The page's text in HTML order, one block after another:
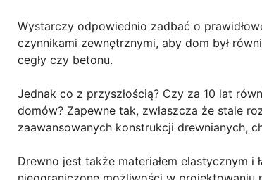
Wystarczy odpowiednio zadbać o
czynnikami zewnętrznymi, aby dom był
cegły czy betonu.
Jednak co z przyszłością? Czy za 10 lat
domów? Zapewne tak, zwłaszcza że stale
zaawansowanych konstrukcji drewnianych,
Drewno jest także materiałem elastycznym